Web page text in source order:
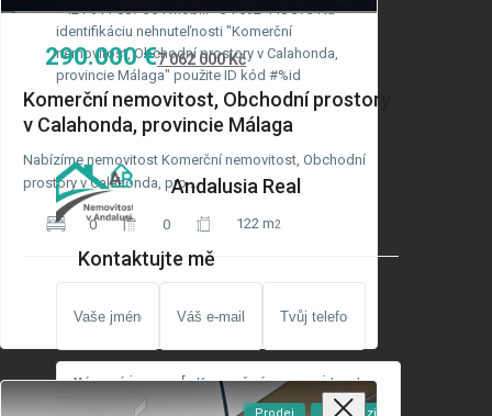
290.000 €7 062 000 Kč
Komerční nemovitost, Obchodní prostory
v Calahonda, provincie Málaga
Nabízíme nemovitost Komerční nemovitost, Obchodní
prostory v Calahonda, pro...
0 0 122 m2
+421 911 887 354 mobil: +34 692 448 373 Na
identifikáciu nehnuteľnosti "Komerční
nemovitost, Obchodní prostory v Calahonda,
provincie Málaga" použite ID kód #%id
Andalusia Real
Kontaktujte mě